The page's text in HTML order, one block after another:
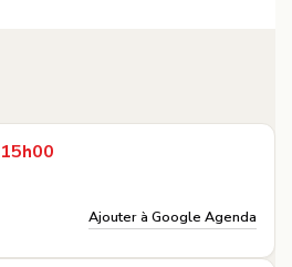
15h00
Ajouter à Google Agenda